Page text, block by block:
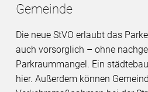
Gemeinde
Die neue StVO erlaubt das
auch vorsorglich – ohne
Parkraummangel. Ein
hier. Außerdem können